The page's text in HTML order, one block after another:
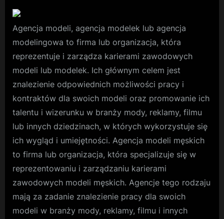
Agencja modeli, agencja modelek lub agencja
modelingowa to firma lub organizacja, która
reprezentuje i zarządza karierami zawodowych
modeli lub modelek. Ich głównym celem jest
znalezienie odpowiednich możliwości pracy i
kontraktów dla swoich modeli oraz promowanie ich
talentu i wizerunku w branży mody, reklamy, filmu
lub innych dziedzinach, w których wykorzystuje się
ich wygląd i umiejętności. Agencja modeli męskich
to firma lub organizacja, która specjalizuje się w
reprezentowaniu i zarządzaniu karierami
zawodowych modeli męskich. Agencje tego rodzaju
mają za zadanie znalezienie pracy dla swoich
modeli w branży mody, reklamy, filmu i innych